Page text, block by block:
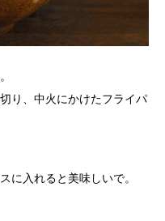
り、中火にかけたフライパ
に入れると美味しいで。